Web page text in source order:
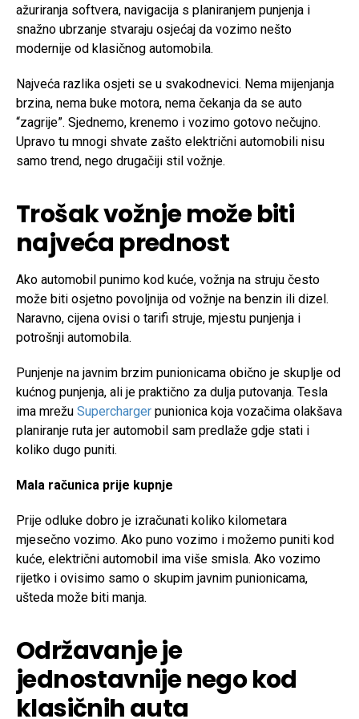
ažuriranja softvera, navigacija s planiranjem punjenja i
snažno ubrzanje stvaraju osjećaj da vozimo nešto
modernije od klasičnog automobila.
Najveća razlika osjeti se u svakodnevici. Nema mijenjanja
brzina, nema buke motora, nema čekanja da se auto
“zagrije”. Sjednemo, krenemo i vozimo gotovo nečujno.
Upravo tu mnogi shvate zašto električni automobili nisu
samo trend, nego drugačiji stil vožnje.
Trošak vožnje može biti
najveća prednost
Ako automobil punimo kod kuće, vožnja na struju često
može biti osjetno povoljnija od vožnje na benzin ili dizel.
Naravno, cijena ovisi o tarifi struje, mjestu punjenja i
potrošnji automobila.
Punjenje na javnim brzim punionicama obično je skuplje od
kućnog punjenja, ali je praktično za dulja putovanja. Tesla
ima mrežu Supercharger punionica koja vozačima olakšava
planiranje ruta jer automobil sam predlaže gdje stati i
koliko dugo puniti.
Mala računica prije kupnje
Prije odluke dobro je izračunati koliko kilometara
mjesečno vozimo. Ako puno vozimo i možemo puniti kod
kuće, električni automobil ima više smisla. Ako vozimo
rijetko i ovisimo samo o skupim javnim punionicama,
ušteda može biti manja.
Održavanje je
jednostavnije nego kod
klasičnih auta